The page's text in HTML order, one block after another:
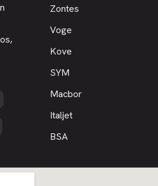
Zontes
Voge
Kove
SYM
Macbor
Italjet
BSA